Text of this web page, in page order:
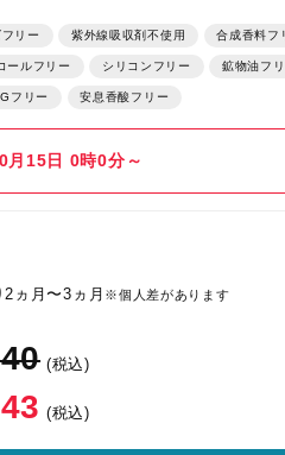
フリー 紫外線吸収剤不使用 合成香料フ
ールフリー シリコンフリー 鉱物油フ
フリー 安息香酸フリー
月15日 0時0分～
2ヵ月〜3ヵ月 ※個人差があります
(税込)
(税込)